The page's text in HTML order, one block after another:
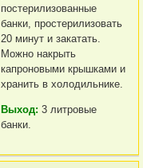
постерилизованные
банки, простерилизовать
20 минут и закатать.
Можно накрыть
капроновыми крышками и
хранить в холодильнике.
Выход: 3 литровые
банки.